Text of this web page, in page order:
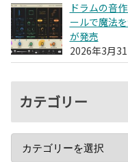
ドラムの音
ールで魔法
が発売
2026年3月
カテゴリー